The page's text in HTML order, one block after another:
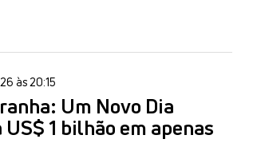
às 20:15
Um Novo Dia
1 bilhão em apenas